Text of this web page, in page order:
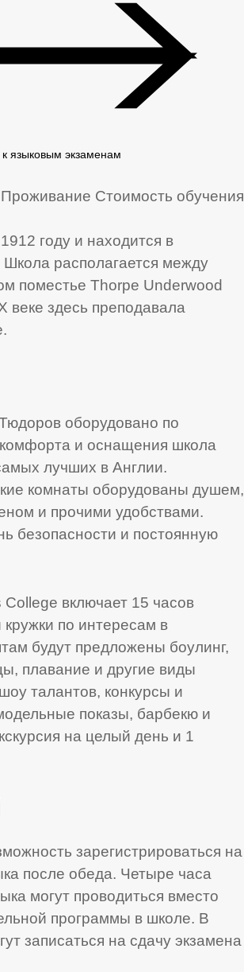
к языковым экзаменам
Проживание Стоимость обучения
году и находится в
располагается между
поместье Thorpe Underwood
веке здесь преподавала
оборудовано по
и оснащения школа
лучших в Англии.
комнаты оборудованы душем,
и прочими удобствами.
безопасности и постоянную
включает 15 часов
по интересам в
будут предложены боулинг,
плавание и другие виды
талантов, конкурсы и
показы, барбекю и
на целый день и 1
зарегистрироваться на
после обеда. Четыре часа
могут проводиться вместо
программы в школе. В
записаться на сдачу экзамена